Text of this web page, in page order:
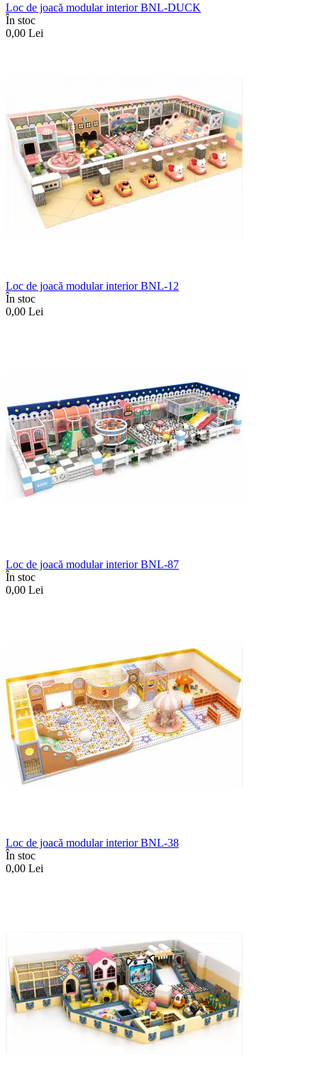
Loc de joacă modular interior BNL-DUCK
În stoc
0,00 Lei
Loc de joacă modular interior BNL-12
În stoc
0,00 Lei
Loc de joacă modular interior BNL-87
În stoc
0,00 Lei
Loc de joacă modular interior BNL-38
În stoc
0,00 Lei